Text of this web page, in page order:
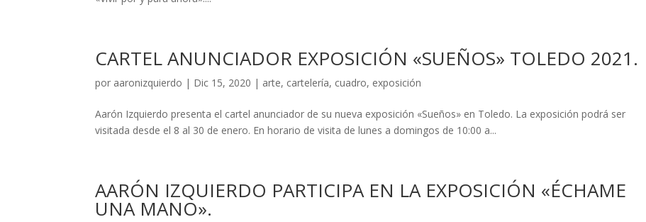
CARTEL ANUNCIADOR EXPOSICIÓN «SUEÑOS» TOLEDO 2021.
por aaronizquierdo | Dic 15, 2020 | arte, cartelería, cuadro, exposición
Aarón Izquierdo presenta el cartel anunciador de su nueva exposición «Sueños» en Toledo. La exposición podrá ser
visitada desde el 8 al 30 de enero. En horario de visita de lunes a domingos de 10:00 a...
AARÓN IZQUIERDO PARTICIPA EN LA EXPOSICIÓN «ÉCHAME
UNA MANO».